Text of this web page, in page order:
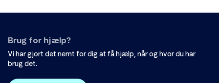
Brug for hjælp?
Vi har gjort det nemt for dig at få hjælp, når og hvor du har
brug det.